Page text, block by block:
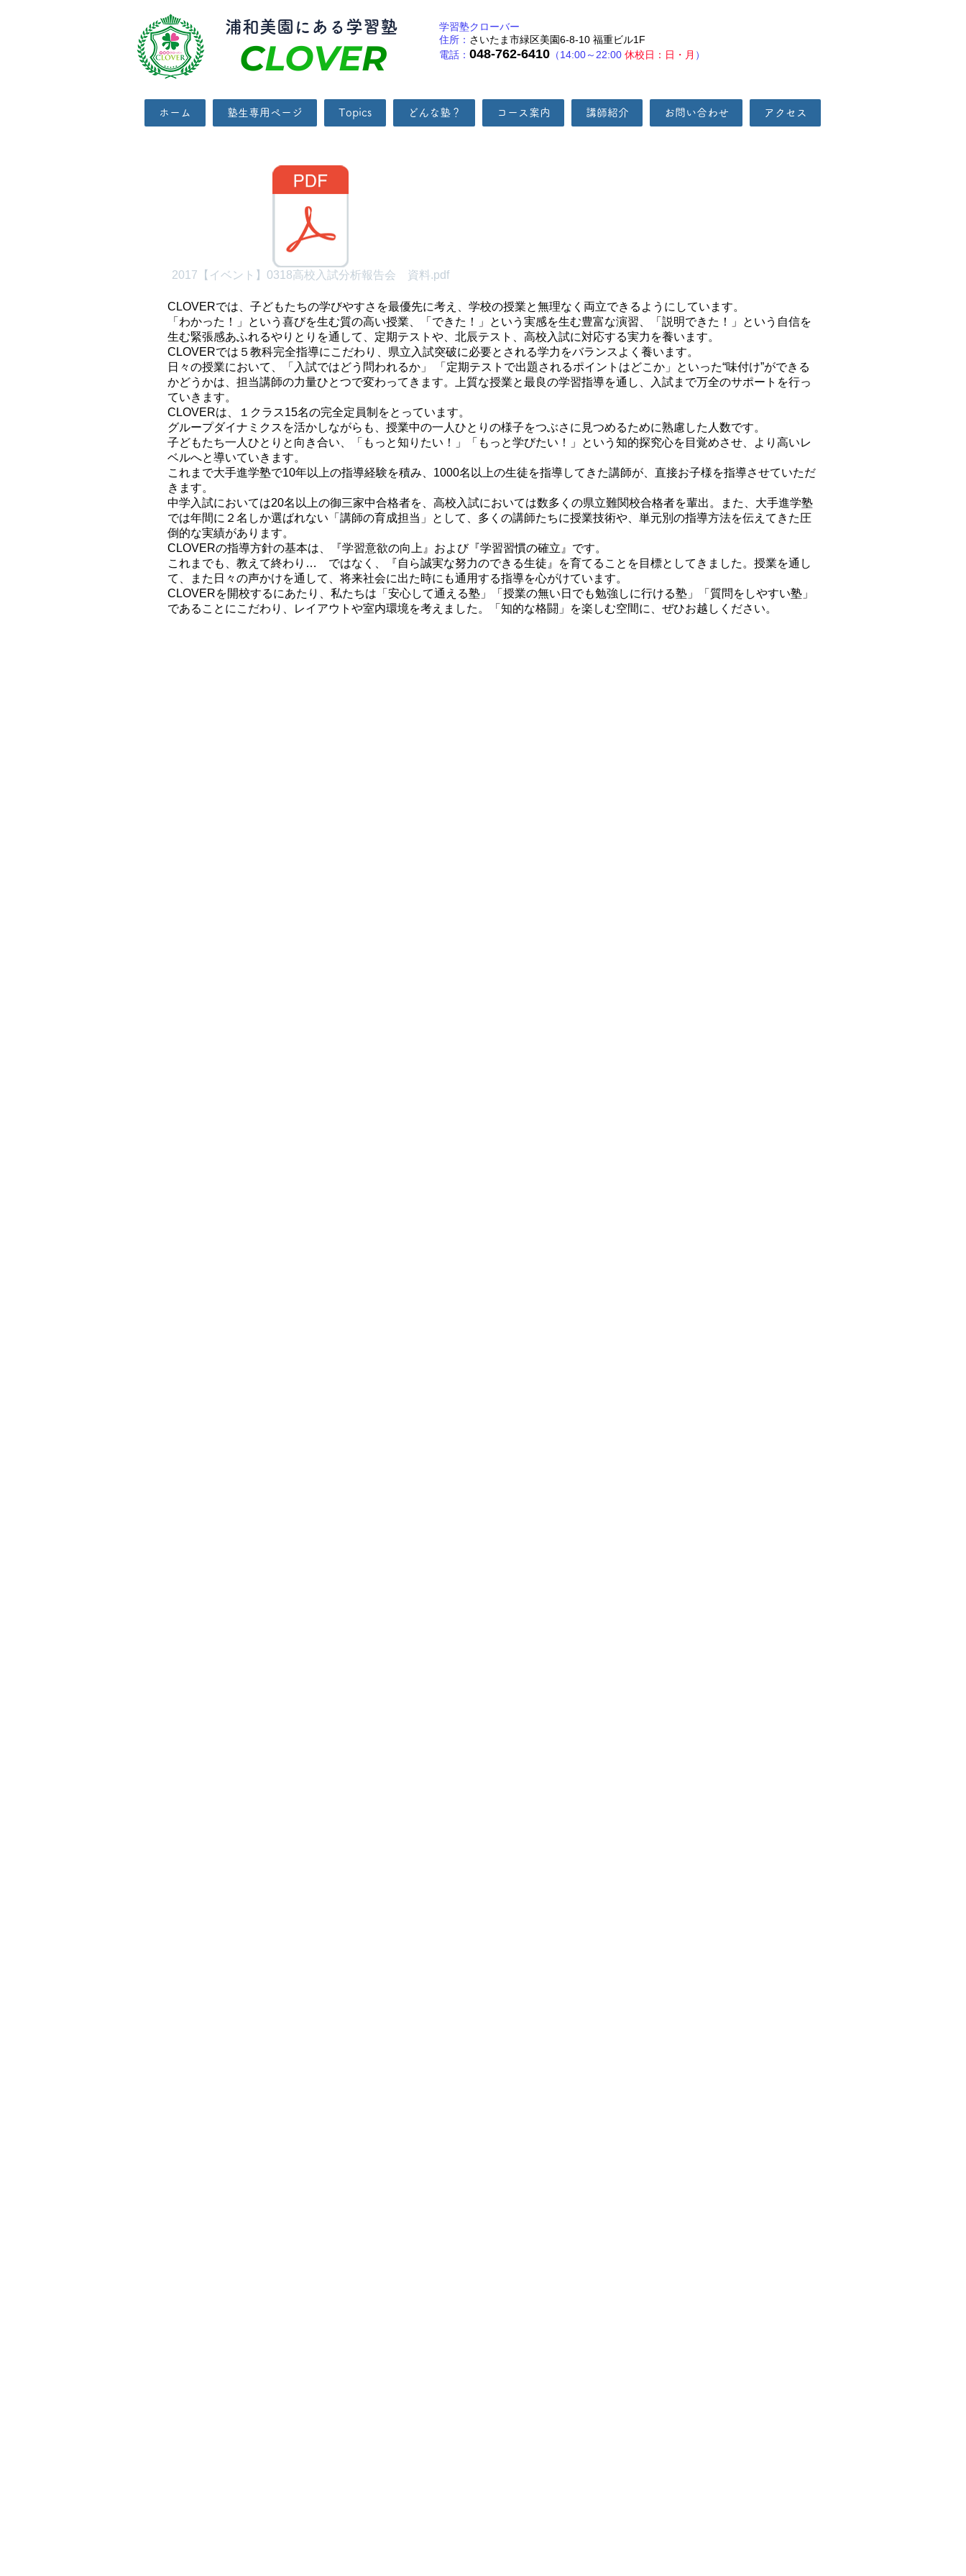
​浦和美園にある学習塾
CLOVER
学習塾クローバー
住所： さいたま市緑区美園6-8-10 福重ビル1F
電話： 048-762-6410 （14:00～22:00 休校日：日・月 ）
ホーム 塾生専用ページ Topics どんな塾？ コース案内 講師紹介 お問い合わせ アクセス
2017【イベント】0318高校入試分析報告会 資料.pdf
CLOVERでは、子どもたちの学びやすさを最優先に考え、学校の授業と無理なく両立できるようにしています。
「わかった！」という喜びを生む質の高い授業、「できた！」という実感を生む豊富な演習、「説明できた！」という自信を
生む緊張感あふれるやりとりを通して、定期テストや、北辰テスト、高校入試に対応する実力を養います。
CLOVERでは５教科完全指導にこだわり、県立入試突破に必要とされる学力をバランスよく養います。
日々の授業において、「入試ではどう問われるか」 「定期テストで出題されるポイントはどこか」といった“味付け”ができる
かどうかは、担当講師の力量ひとつで変わってきます。上質な授業と最良の学習指導を通し、入試まで万全のサポートを行っ
ていきます。
CLOVERは、１クラス15名の完全定員制をとっています。
グループダイナミクスを活かしながらも、授業中の一人ひとりの様子をつぶさに見つめるために熟慮した人数です。
子どもたち一人ひとりと向き合い、「もっと知りたい！」「もっと学びたい！」という知的探究心を目覚めさせ、より高いレ
ベルへと導いていきます。
これまで大手進学塾で10年以上の指導経験を積み、1000名以上の生徒を指導してきた講師が、直接お子様を指導させていただ
きます。
中学入試においては20名以上の御三家中合格者を、高校入試においては数多くの県立難関校合格者を輩出。また、大手進学塾
では年間に２名しか選ばれない「講師の育成担当」として、多くの講師たちに授業技術や、単元別の指導方法を伝えてきた圧
倒的な実績があります。
CLOVERの指導方針の基本は、『学習意欲の向上』および『学習習慣の確立』です。
これまでも、教えて終わり… ではなく、『自ら誠実な努力のできる生徒』を育てることを目標としてきました。授業を通し
て、また日々の声かけを通して、将来社会に出た時にも通用する指導を心がけています。
CLOVERを開校するにあたり、私たちは「安心して通える塾」「授業の無い日でも勉強しに行ける塾」「質問をしやすい塾」
であることにこだわり、レイアウトや室内環境を考えました。「知的な格闘」を楽しむ空間に、ぜひお越しください。